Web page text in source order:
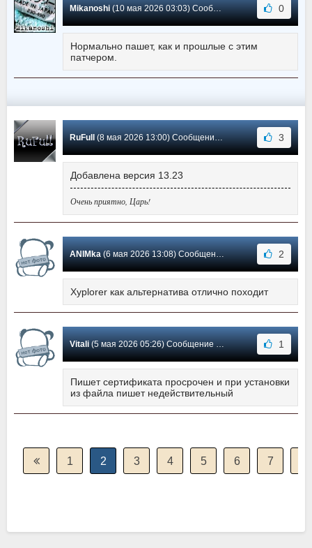
Mikanoshi(10 мая 2026 03:03) Сообщение #588 0
Нормально пашет, как и прошлые с этим
патчером.
RuFull (8 мая 2026 13:00) Сообщение #587 3
Добавлена версия 13.23
Очень приятно, Царь!
ANIMka(6 мая 2026 13:08) Сообщение #586 2
Xyplorer как альтернатива отлично походит
Vitali(5 мая 2026 05:26) Сообщение #585 1
Пишет сертификата просрочен и при установки
из файла пишет недействительный
1 2 3 4 5 6 7